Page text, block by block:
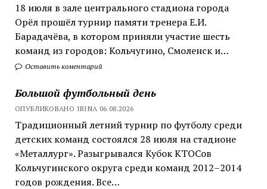
18 июля в зале центрального стадиона города
Орёл прошёл турнир памяти тренера Е.И.
Барадачёва, в котором приняли участие шесть
команд из городов: Кольчугино, Смоленск и…
Оставить коментарий
Большой футбольный день
ОПУБЛИКОВАНО IRINA 06.08.2026
Традиционный летний турнир по футболу среди
детских команд состоялся 28 июля на стадионе
«Металлург». Разыгрывался Кубок КТОСов
Кольчугинского округа среди команд 2012–2014
годов рождения. Все…